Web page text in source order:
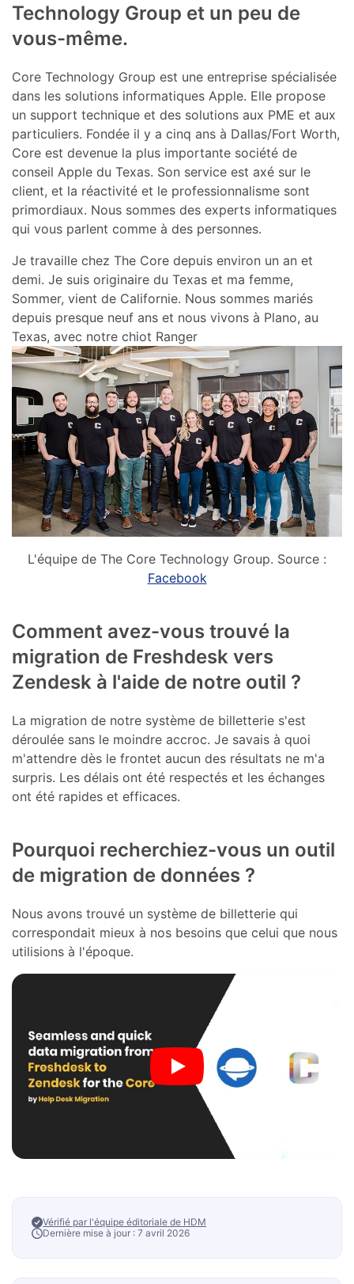
Technology Group et un peu de
vous-même.
Core Technology Group est une entreprise spécialisée
dans les solutions informatiques Apple. Elle propose
un support technique et des solutions aux PME et aux
particuliers. Fondée il y a cinq ans à Dallas/Fort Worth,
Core est devenue la plus importante société de
conseil Apple du Texas. Son service est axé sur le
client, et la réactivité et le professionnalisme sont
primordiaux. Nous sommes des experts informatiques
qui vous parlent comme à des personnes.
Je travaille chez The Core depuis environ un an et
demi. Je suis originaire du Texas et ma femme,
Sommer, vient de Californie. Nous sommes mariés
depuis presque neuf ans et nous vivons à Plano, au
Texas, avec notre chiot Ranger
L'équipe de The Core Technology Group. Source :
Facebook
Comment avez-vous trouvé la
migration de Freshdesk vers
Zendesk à l'aide de notre outil ?
La migration de notre système de billetterie s'est
déroulée sans le moindre accroc. Je savais à quoi
m'attendre dès le frontet aucun des résultats ne m'a
surpris. Les délais ont été respectés et les échanges
ont été rapides et efficaces.
Pourquoi recherchiez-vous un outil
de migration de données ?
Nous avons trouvé un système de billetterie qui
correspondait mieux à nos besoins que celui que nous
utilisions à l'époque.
Vérifié par l'équipe éditoriale de HDM
Dernière mise à jour : 7 avril 2026